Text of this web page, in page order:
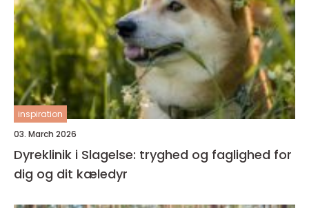
inspiration
03. March 2026
Dyreklinik i Slagelse: tryghed og faglighed for
dig og dit kæledyr